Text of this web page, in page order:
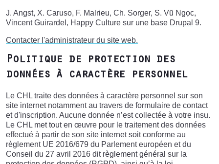
J. Angst, X. Caruso, F. Malrieu, Ch. Sorger, S. Vũ Ngọc,
Vincent Guirardel, Happy Culture sur une base Drupal 9.
Contacter l'administrateur du site web.
Politique de protection des
données à caractère personnel
Le CHL traite des données à caractère personnel sur son
site internet notamment au travers de formulaire de contact
et d'inscription. Aucune donnée n’est collectée à votre insu.
Le CHL met tout en œuvre pour le traitement des données
effectué à partir de son site internet soit conforme au
règlement UE 2016/679 du Parlement européen et du
Conseil du 27 avril 2016 dit règlement général sur la